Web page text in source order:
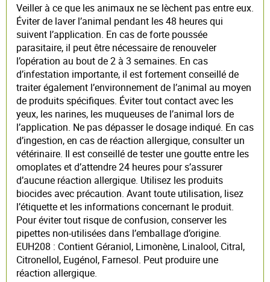
Veiller à ce que les animaux ne se lèchent pas entre eux.
Éviter de laver l’animal pendant les 48 heures qui
suivent l’application. En cas de forte poussée
parasitaire, il peut être nécessaire de renouveler
l’opération au bout de 2 à 3 semaines. En cas
d’infestation importante, il est fortement conseillé de
traiter également l’environnement de l’animal au moyen
de produits spécifiques. Éviter tout contact avec les
yeux, les narines, les muqueuses de l’animal lors de
l’application. Ne pas dépasser le dosage indiqué. En cas
d’ingestion, en cas de réaction allergique, consulter un
vétérinaire. Il est conseillé de tester une goutte entre les
omoplates et d’attendre 24 heures pour s’assurer
d’aucune réaction allergique. Utilisez les produits
biocides avec précaution. Avant toute utilisation, lisez
l’étiquette et les informations concernant le produit.
Pour éviter tout risque de confusion, conserver les
pipettes non-utilisées dans l’emballage d’origine.
EUH208 : Contient Géraniol, Limonène, Linalool, Citral,
Citronellol, Eugénol, Farnesol. Peut produire une
réaction allergique.